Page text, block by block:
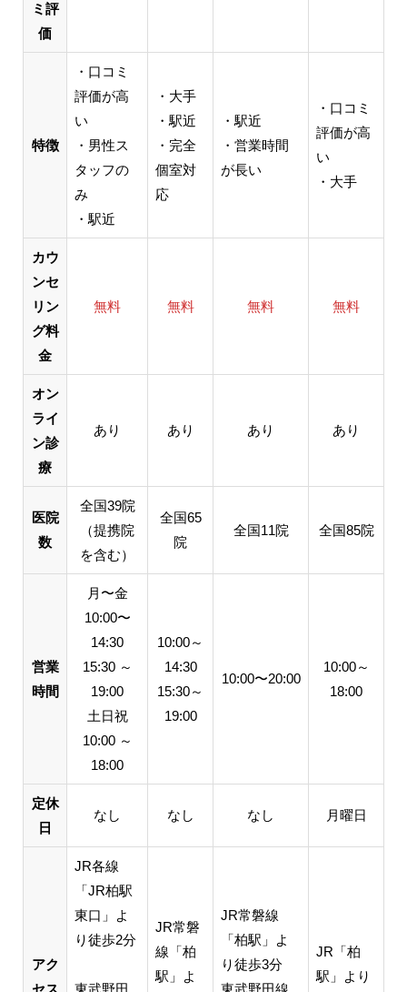
ミ評
価
特徴
・口コミ
評価が高
い
・男性ス
タッフの
み
・駅近
・大手
・駅近
・完全
個室対
応
・駅近
・営業時間
が長い
・口コミ
評価が高
い
・大手
カウ
ンセ
リン
グ料
金
無料 無料 無料 無料
オン
ライ
ン診
療
あり あり あり あり
医院
数
全国39院
（提携院
を含む）
全国65
院
全国11院 全国85院
営業
時間
月〜金
10:00〜
14:30
15:30 ～
19:00
土日祝
10:00 ～
18:00
10:00～
14:30
15:30～
19:00
10:00〜20:00
10:00～
18:00
定休
日
なし なし なし 月曜日
アク
セス
JR各線
「JR柏駅
東口」よ
り徒歩2分
東武野田
JR常磐
線「柏
駅」よ
JR常磐線
「柏駅」よ
り徒歩3分
東武野田線
JR「柏
駅」より